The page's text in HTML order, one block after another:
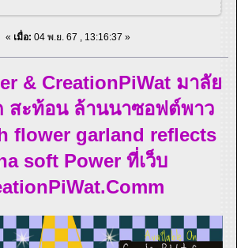
« เมื่อ: 04 พ.ย. 67 , 13:16:37 »
& CreationPiWat มาลัย
สะท้อน ล้านนาซอฟต์พาว
flower garland reflects
soft Power ที่เว็บ